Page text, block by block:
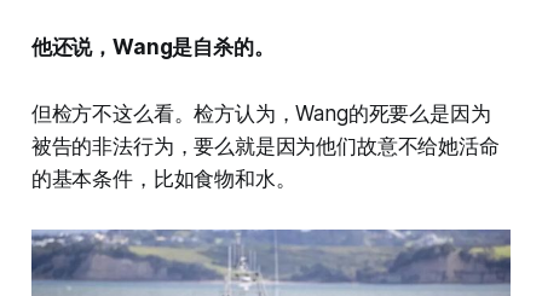
他还说，Wang是自杀的。
但检方不这么看。检方认为，Wang的死要么是因为
被告的非法行为，要么就是因为他们故意不给她活命
的基本条件，比如食物和水。